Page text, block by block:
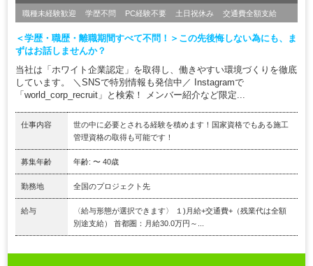
職種未経験歓迎 学歴不問 PC経験不要 土日祝休み 交通費全額支給
＜学歴・職歴・離職期間すべて不問！＞この先後悔しない為にも、ま
ずはお話しませんか？
当社は「ホワイト企業認定」を取得し、働きやすい環境づくりを徹底
しています。 ＼SNSで特別情報も発信中／ Instagramで
「world_corp_recruit」と検索！ メンバー紹介など限定...
仕事内容
世の中に必要とされる経験を積めます！国家資格でもある施工
管理資格の取得も可能です！
募集年齢 年齢: 〜 40歳
勤務地 全国のプロジェクト先
給与
〈給与形態が選択できます〉 １)月給+交通費+（残業代は全額
別途支給） 首都圏：月給30.0万円～...